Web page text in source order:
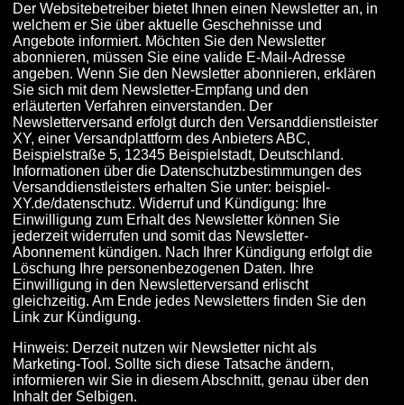
Der Websitebetreiber bietet Ihnen einen Newsletter an, in
welchem er Sie über aktuelle Geschehnisse und
Angebote informiert. Möchten Sie den Newsletter
abonnieren, müssen Sie eine valide E-Mail-Adresse
angeben. Wenn Sie den Newsletter abonnieren, erklären
Sie sich mit dem Newsletter-Empfang und den
erläuterten Verfahren einverstanden. Der
Newsletterversand erfolgt durch den Versanddienstleister
XY, einer Versandplattform des Anbieters ABC,
Beispielstraße 5, 12345 Beispielstadt, Deutschland.
Informationen über die Datenschutzbestimmungen des
Versanddienstleisters erhalten Sie unter: beispiel-
XY.de/datenschutz. Widerruf und Kündigung: Ihre
Einwilligung zum Erhalt des Newsletter können Sie
jederzeit widerrufen und somit das Newsletter-
Abonnement kündigen. Nach Ihrer Kündigung erfolgt die
Löschung Ihre personenbezogenen Daten. Ihre
Einwilligung in den Newsletterversand erlischt
gleichzeitig. Am Ende jedes Newsletters finden Sie den
Link zur Kündigung.
Hinweis: Derzeit nutzen wir Newsletter nicht als
Marketing-Tool. Sollte sich diese Tatsache ändern,
informieren wir Sie in diesem Abschnitt, genau über den
Inhalt der Selbigen.